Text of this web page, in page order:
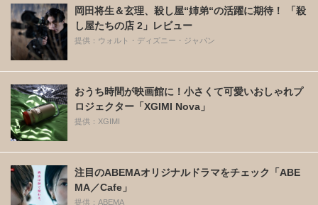
岡田将生＆玄理、殺し屋“姉弟“の活躍に期待！ 「殺
し屋たちの店 2」レビュー
提供：ウォルト・ディズニー・ジャパン
おうち時間が映画館に！小さくて可愛いおしゃれプ
ロジェクター「XGIMI Nova」
提供：XGIMI
注目のABEMAオリジナルドラマをチェック「ABE
MA／Cafe」
提供：ABEMA